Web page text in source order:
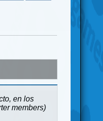
en los
members)